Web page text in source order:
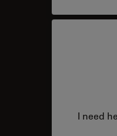
I need